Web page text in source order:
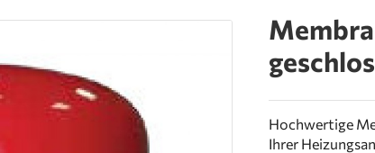
Hochwertige
Ihrer